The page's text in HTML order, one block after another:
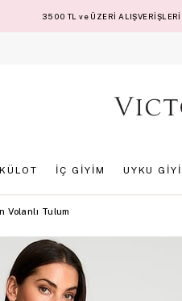
3500 TL ve ÜZERİ
KÜLOT İÇ GİYİM UYKU
Volanlı Tulum